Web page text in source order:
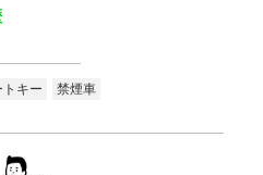
トキー 禁煙車